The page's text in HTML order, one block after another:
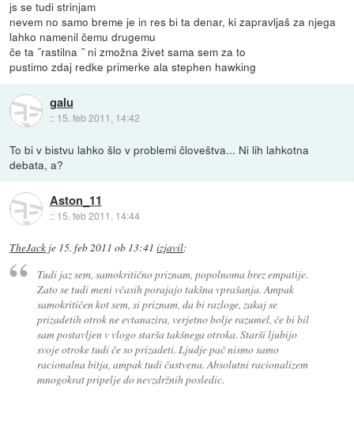
js se tudi strinjam
nevem no samo breme je in res bi ta denar, ki zapravljaš za njega
lahko namenil čemu drugemu
če ta ˝rastilna ˝ ni zmožna živet sama sem za to
pustimo zdaj redke primerke ala stephen hawking
galu
:: 15. feb 2011, 14:42
To bi v bistvu lahko šlo v problemi človeštva... Ni lih lahkotna
debata, a?
Aston_11
:: 15. feb 2011, 14:44
TheJack je 15. feb 2011 ob 13:41 izjavil:
Tudi jaz sem, samokritično priznam, popolnoma brez empatije.
Zato se tudi meni včasih porajajo takšna vprašanja. Ampak
samokritičen kot sem, si priznam, da bi razloge, zakaj se
prizadetih otrok ne evtanazira, verjetno bolje razumel, če bi bil
sam postavljen v vlogo starša takšnega otroka. Starši ljubijo
svoje otroke tudi če so prizadeti. Ljudje pač nismo samo
racionalna bitja, ampak tudi čustvena. Absolutni racionalizem
mnogokrat pripelje do nevzdržnih posledic.